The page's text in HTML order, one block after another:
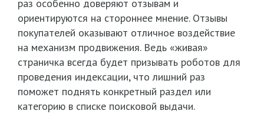
раз особенно доверяют отзывам и
ориентируются на стороннее мнение. Отзывы
покупателей оказывают отличное воздействие
на механизм продвижения. Ведь «живая»
страничка всегда будет призывать роботов для
проведения индексации, что лишний раз
поможет поднять конкретный раздел или
категорию в списке поисковой выдачи.